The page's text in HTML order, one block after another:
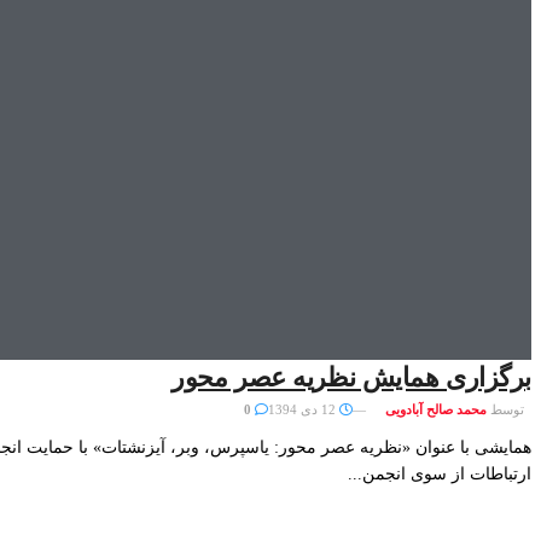
برگزاری همایش نظریه عصر محور
توسط محمد صالح آبادویی
همایشی با عنوان «نظریه عصر محور: یاسپرس، وبر، آیزنشتات» با حمایت
ارتباطات از سوی انجمن...